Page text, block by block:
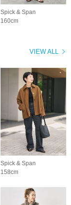
Spick & Span
160cm
VIEW ALL
Spick & Span
158cm